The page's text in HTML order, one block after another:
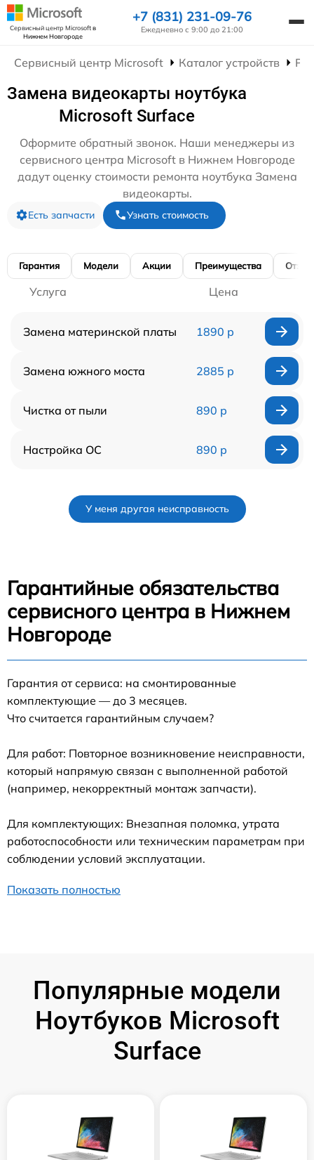
Сервисный центр Microsoftв
Нижнем Новгороде
+7 (831) 231-09-76
Ежедневно с 9:00 до 21:00
Сервисный центр Microsoft Каталог устройств
Замена видеокарты ноутбука
Microsoft Surface
Оформите обратный звонок. Наши менеджеры из
сервисного центра Microsoft в Нижнем Новгороде
дадут оценку стоимости ремонта ноутбука Замена
видеокарты.
Есть запчасти Узнать стоимость
Гарантия Модели Акции Преимущества
Услуга Цена
Замена материнской платы 1890 р
Замена южного моста 2885 р
Чистка от пыли 890 р
Настройка ОС 890 р
У меня другая неисправность
Гарантийные обязательства
сервисного центра в Нижнем
Новгороде
Гарантия от сервиса: на смонтированные
комплектующие — до 3 месяцев.
Что считается гарантийным случаем?
Для работ: Повторное возникновение неисправности,
который напрямую связан с выполненной работой
(например, некорректный монтаж запчасти).
Для комплектующих: Внезапная поломка, утрата
работоспособности или техническим параметрам при
соблюдении условий эксплуатации.
Показать полностью
Популярные модели
Ноутбуков Microsoft
Surface